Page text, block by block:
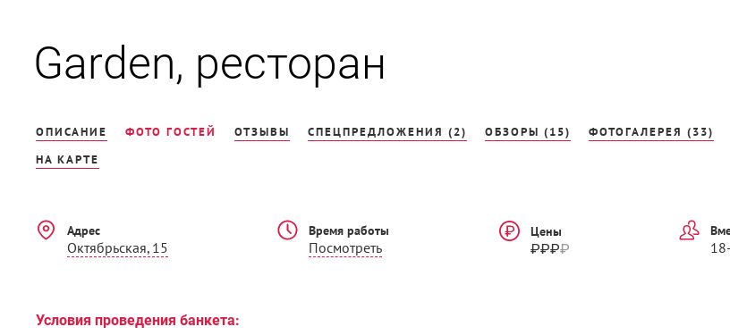
Garden, ресторан
ОПИСАНИЕ ФОТО ГОСТЕЙ ОТЗЫВЫ СПЕЦПРЕДЛОЖЕНИЯ (2) ОБЗОРЫ (15)
ФОТОГАЛЕРЕЯ (33)
НА КАРТЕ
Адрес
Октябрьская, 15
Время работы
Посмотреть
Цены
₽₽₽₽
Условия проведения банкета: